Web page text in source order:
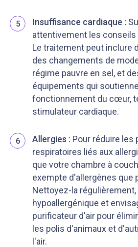
5 Insuffisance cardiaque :
attentivement les conseils
Le traitement peut inclure
des changements de
régime pauvre en sel, et
équipements qui
fonctionnement du cœur,
stimulateur cardiaque.
6 Allergies : Pour réduire les
respiratoires liés aux
que votre chambre à
exempte d'allergènes que
Nettoyez-la
hypoallergénique et
purificateur d'air pour
les polis d'animaux et
l'air.